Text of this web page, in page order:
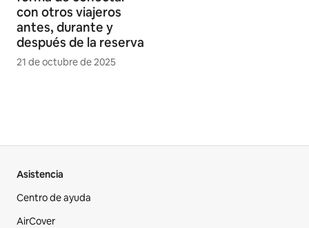
con otros viajeros
antes, durante y
después de la reserva
21 de octubre de 2025
Asistencia
Centro de ayuda
AirCover